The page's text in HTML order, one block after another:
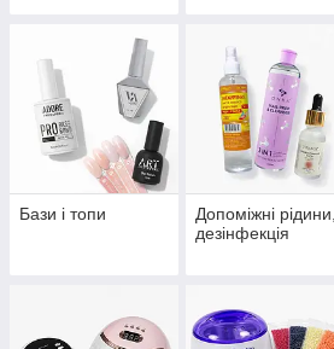
Бази і топи
Допоміжні рідини,
дезінфекція